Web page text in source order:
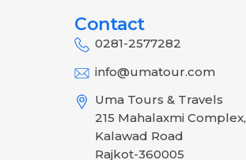
Contact
0281-2577282
info@umatour.com
Uma Tours & Travels
215 Mahalaxmi Complex,
Kalawad Road
Rajkot-360005